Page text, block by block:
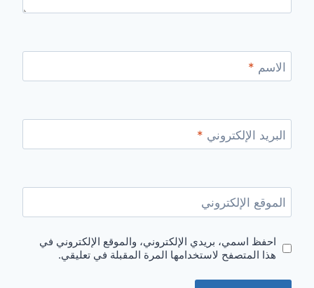
الاسم *
البريد الإلكتروني *
الموقع الإلكتروني
احفظ اسمي، بريدي الإلكتروني، والموقع الإلكتروني في
هذا المتصفح لاستخدامها المرة المقبلة في تعليقي.